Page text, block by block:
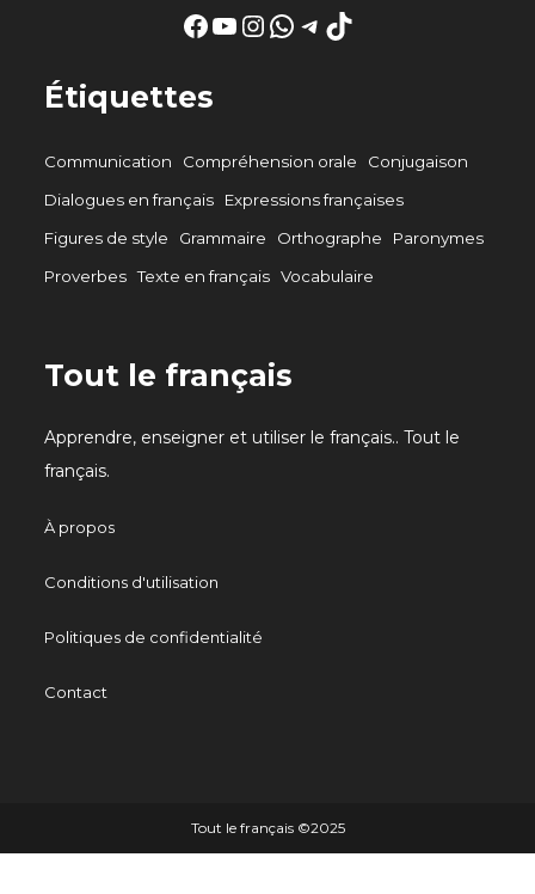
Facebook
YouTube
Instagram
WhatsApp
Telegram
TikTok
Étiquettes
Communication Compréhension orale
Conjugaison
Dialogues en français
Expressions françaises
Figures de style
Grammaire Orthographe
Paronymes
Proverbes Texte en français Vocabulaire
Tout le français
Apprendre, enseigner et utiliser le français.. Tout le
français.
À propos
Conditions d'utilisation
Politiques de confidentialité
Contact
Tout le français ©️2025